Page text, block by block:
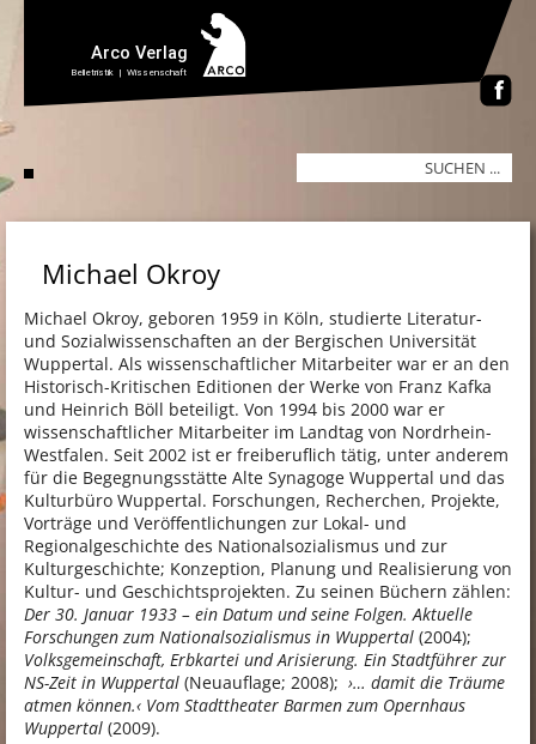
Michael Okroy
Michael Okroy, geboren 1959 in Köln, studierte Literatur-
und Sozialwissenschaften an der Bergischen Universität
Wuppertal. Als wissenschaftlicher Mitarbeiter war er an den
Historisch-Kritischen Editionen der Werke von Franz Kafka
und Heinrich Böll beteiligt. Von 1994 bis 2000 war er
wissenschaftlicher Mitarbeiter im Landtag von Nordrhein-
Westfalen. Seit 2002 ist er freiberuflich tätig, unter anderem
für die Begegnungsstätte Alte Synagoge Wuppertal und das
Kulturbüro Wuppertal. Forschungen, Recherchen, Projekte,
Vorträge und Veröffentlichungen zur Lokal- und
Regionalgeschichte des Nationalsozialismus und zur
Kulturgeschichte; Konzeption, Planung und Realisierung von
Kultur- und Geschichtsprojekten. Zu seinen Büchern zählen:
Der 30. Januar 1933 – ein Datum und seine Folgen. Aktuelle
Forschungen zum Nationalsozialismus in Wuppertal (2004);
Volksgemeinschaft, Erbkartei und Arisierung. Ein Stadtführer zur
NS-Zeit in Wuppertal (Neuauflage; 2008); ›… damit die Träume
atmen können.‹ Vom Stadttheater Barmen zum Opernhaus
Wuppertal (2009).